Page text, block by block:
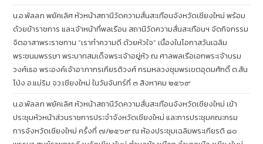
น.อ.พัลลภ พยัคเลิศ หัวหน้าสถานีวัดความสั่นสะเทือนจังหวัดเชียงใหม่ พร้อม
ด้วยข้าราชการ และเจ้าหน้าที่พลเรือน สถานีวัดความสั่นสะเทือนฯ จัดกิจกรรม
จิตอาสาพระราชทาน “เราทำความดี ด้วยหัวใจ” เนื่องในโอกาสวันเฉลิม
พระชนมพรรษา พระบาทสมเด็จพระเจ้าอยู่หัว ณ ศาลพลเรือเอกพระเจ้าบรม
วงศ์เธอ พระองค์เจ้าอาภากรเกียรติวงศ์ กรมหลวงชุมพรเขตอุดมศักดิ์ ต.สัน
โป่ง อ.แม่ริม จว.เชียงใหม่ ในวันจันทร์ที่ ๓ สิงหาคม ๒๕๖๙
น.อ.พัลลภ พยัคเลิศ หัวหน้าสถานีวัดความสั่นสะเทือนจังหวัดเชียงใหม่ เข้า
ประชุมหัวหน้าส่วนราชการประจำจังหวัดเชียงใหม่ และการประชุมคณะกรม
การจังหวัดเชียงใหม่ ครั้งที่ ๗/๒๕๖๙ ณ ห้องประชุมเฉลิมพระเกียรติ ๘๐